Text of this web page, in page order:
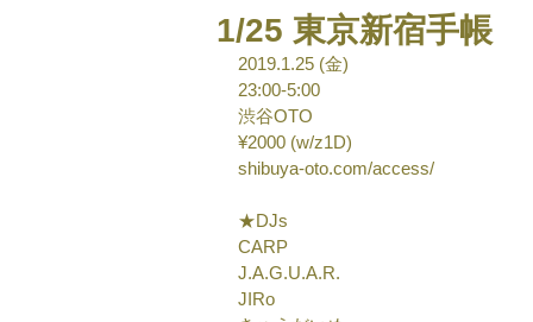
1/25 東京新宿手帳
2019.1.25 (金)
23:00-5:00
渋谷OTO
¥2000 (w/z1D)
shibuya-oto.com/access/
★DJs
CARP
J.A.G.U.A.R.
JIRo